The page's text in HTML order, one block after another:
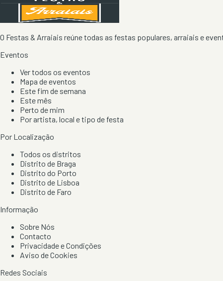
O Festas & Arraiais reúne todas as festas populares, arraiais e
Eventos
Ver todos os eventos
Mapa de eventos
Este fim de semana
Este mês
Perto de mim
Por artista, local e tipo de festa
Por Localização
Todos os distritos
Distrito de Braga
Distrito do Porto
Distrito de Lisboa
Distrito de Faro
Informação
Sobre Nós
Contacto
Privacidade e Condições
Aviso de Cookies
Redes Sociais